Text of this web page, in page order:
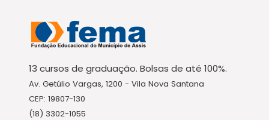
13 cursos de graduação. Bolsas de até 100%.
Av. Getúlio Vargas, 1200 - Vila Nova Santana
CEP: 19807-130
(18) 3302-1055